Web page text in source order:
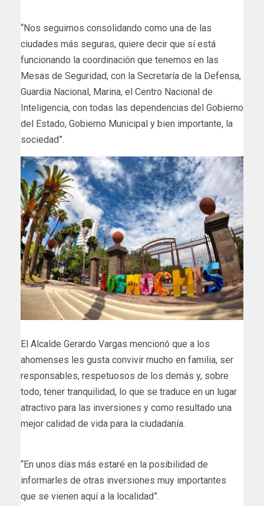
“Nos seguimos consolidando como una de las
ciudades más seguras, quiere decir que sí está
funcionando la coordinación que tenemos en las
Mesas de Seguridad, con la Secretaría de la Defensa,
Guardia Nacional, Marina, el Centro Nacional de
Inteligencia, con todas las dependencias del Gobierno
del Estado, Gobierno Municipal y bien importante, la
sociedad”.
El Alcalde Gerardo Vargas mencionó que a los
ahomenses les gusta convivir mucho en familia, ser
responsables, respetuosos de los demás y, sobre
todo, tener tranquilidad, lo que se traduce en un lugar
atractivo para las inversiones y como resultado una
mejor calidad de vida para la ciudadanía.
“En unos días más estaré en la posibilidad de
informarles de otras inversiones muy importantes
que se vienen aquí a la localidad”.